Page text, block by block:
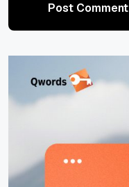
Post Comment